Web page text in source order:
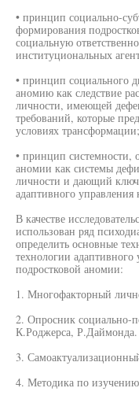
• принцип социально-
формирования
социальную
институциональных
• принцип социального
аномию как следствие
личности, имеющей
требований, которые
условиях трансформации;
• принцип системности,
аномии как системы
личности и дающий
адаптивного
В качестве
использован ряд
определить основные
технологии
подростковой аномии:
1. Многофакторный
2. Опросник социально-
К.Роджерса, Р.Даймонда.
3.
4. Методика по